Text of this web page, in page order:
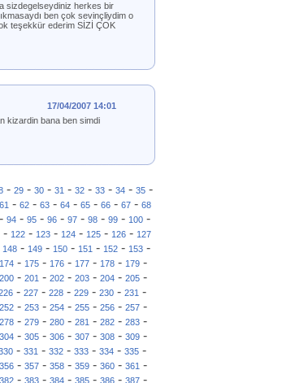
sizdegelseydiniz herkes bir
ben çok sevinçliydim o
teşekkür ederim SİZİ ÇOK
17/04/2007 14:01
kizardin bana ben simdi
- 29- 30- 31- 32- 33- 34- 35-
61- 62- 63- 64- 65- 66- 67- 68
- 94 - 95 - 96 - 97 - 98 - 99 - 100 -
- 122 - 123 - 124 - 125 - 126 - 127
148 - 149 - 150 - 151 - 152 - 153 -
174- 175- 176- 177- 178- 179-
200- 201- 202- 203- 204- 205-
- 227 - 228 - 229 - 230 - 231 -
252- 253- 254- 255- 256- 257-
278- 279- 280- 281- 282- 283-
304- 305- 306- 307- 308- 309-
- 331 - 332 - 333 - 334 - 335 -
356- 357- 358- 359- 360- 361-
382- 383- 384- 385- 386- 387-